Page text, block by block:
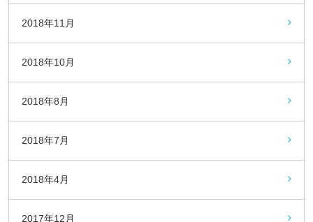
2018年11月
2018年10月
2018年8月
2018年7月
2018年4月
2017年12月